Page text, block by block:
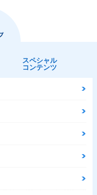
スペシャル
コンテンツ